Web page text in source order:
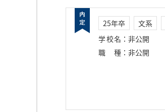
25年卒 文系
学校名 ： 非公開
職種 ： 非公開